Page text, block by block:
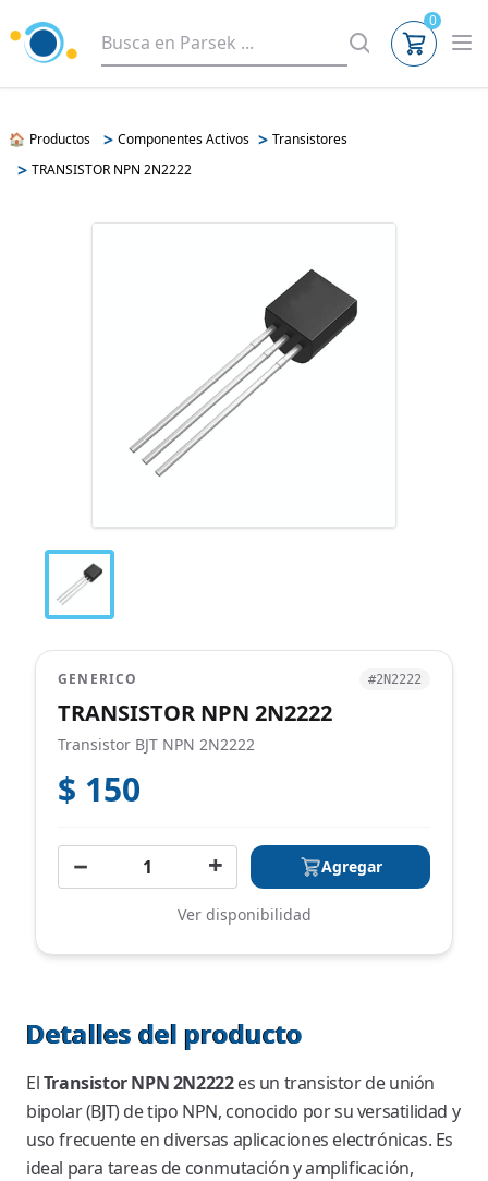
0
🏠 Productos > Componentes Activos > Transistores
> TRANSISTOR NPN 2N2222
GENERICO #2N2222
TRANSISTOR NPN 2N2222
Transistor BJT NPN 2N2222
$ 150
− + Agregar
Ver disponibilidad
Detalles del producto
ElTransistor NPN 2N2222es un transistor de unión
bipolar (BJT) de tipo NPN, conocido por su versatilidad y
uso frecuente en diversas aplicaciones electrónicas. Es
ideal para tareas de conmutación y amplificación,